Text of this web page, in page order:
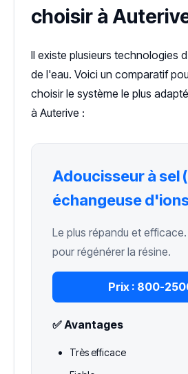
choisir à
Il existe plusieurs technologies
de l'eau. Voici un comparatif
choisir le système le plus
à Auterive :
Adoucisseur à sel
échangeuse
Le plus répandu et
pour régénérer la résine.
Prix : 800-
✅ Avantages
Très efficace